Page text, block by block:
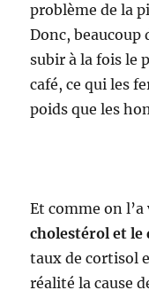
problème de la
Donc,
subir à la fois le
café, ce qui les
poids que les
Et comme on
cholestérol et le
taux de cortisol
réalité la cause